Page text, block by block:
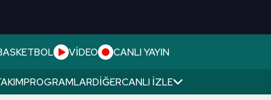
VİDEO CANLI YAYIN
PROGRAMLARDIĞERCANLI İZLE